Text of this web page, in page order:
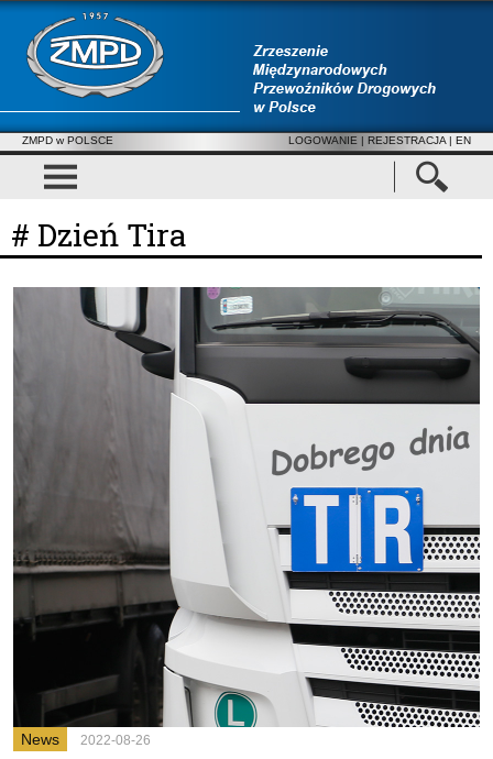
ZMPD w POLSCE LOGOWANIE | REJESTRACJA | EN
# Dzień Tira
News 2022-08-26